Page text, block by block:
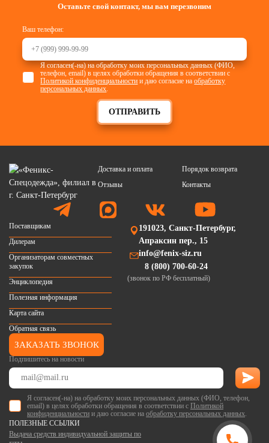
Оставьте свой контакт, мы вам перезвоним
Ваш телефон:
ОТПРАВИТЬ
Я согласен(-на) на обработку моих персональных данных (ФИО,
телефон, email) в целях обработки обращения в соответствии с
Политикой конфиденциальности и даю согласие наобработку
персональных данных.
Доставка и оплата
Порядок возврата
Отзывы
Контакты
Подпишитесь на новости
Я согласен(-на) на обработку моих персональных данных (ФИО, телефон,
email) в целях обработки обращения в соответствии с Политикой
конфиденциальности и даю согласие на обработку персональных данных.
Поставщикам
Дилерам
Организаторам совместных
закупок
Энциклопедия
Полезная информация
Карта сайта
Обратная связь
191023, Санкт-Петербург,
Апраксин пер., 15
info@fenix-siz.ru
8 (800) 700-60-24
(звонок по РФ бесплатный)
ЗАКАЗАТЬ ЗВОНОК
ПОЛЕЗНЫЕ ССЫЛКИ
Выдача средств индивидуальной защиты по